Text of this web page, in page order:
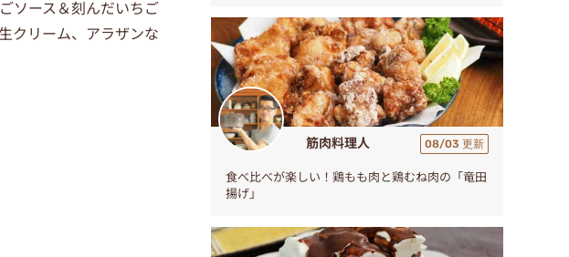
ソース＆刻んだいちご
クリーム、アラザンな
筋肉料理人 08/03 更新
食べ比べが楽しい！鶏もも肉と鶏むね肉の「竜田
揚げ」